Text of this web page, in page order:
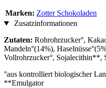
Marken: Zotter Schokoladen
Zusatzinformationen
Zutaten: Rohrohrzucker°,
Mandeln°(14%),
Vollrohrzucker°, Sojalecithin**,
°aus kontrolliert biologischer
**Emulgator